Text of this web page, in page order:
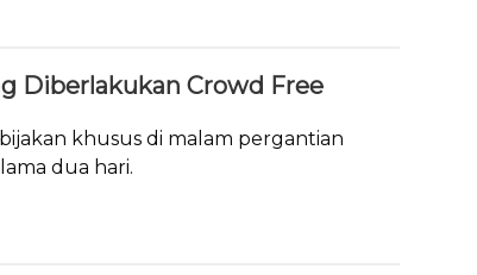
Diberlakukan Crowd Free
khusus di malam pergantian
dua hari.